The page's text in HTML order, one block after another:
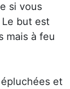
si vous
but est
mais à feu
et